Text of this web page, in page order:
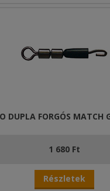
DUPLA FORGÓS MATCH
1 680 Ft
Részletek